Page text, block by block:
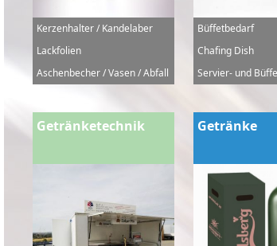
Kerzenhalter / Kandelaber
Lackfolien
Aschenbecher / Vasen / Abfall
Büffetbedarf
Chafing Dish
Servier- und
Getränketechnik Getränke